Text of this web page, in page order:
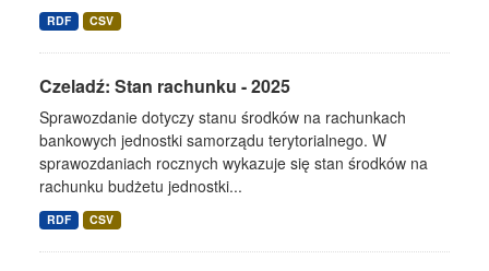
RDF CSV
Czeladź: Stan rachunku - 2025
Sprawozdanie dotyczy stanu środków na rachunkach
bankowych jednostki samorządu terytorialnego. W
sprawozdaniach rocznych wykazuje się stan środków na
rachunku budżetu jednostki...
RDF CSV